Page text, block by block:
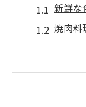
新鮮な
焼肉料
味覚